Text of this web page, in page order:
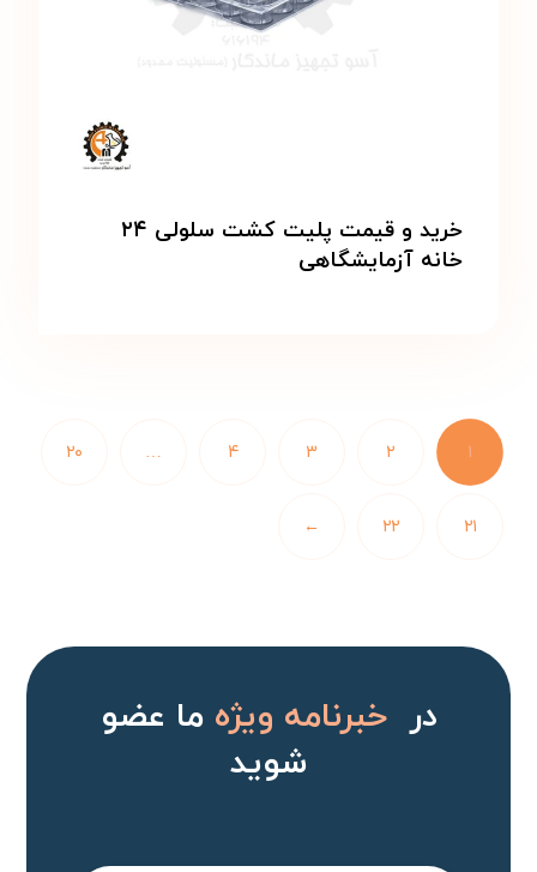
خرید و قیمت پلیت کشت سلولی ۲۴
خانه آزمایشگاهی
۱ ۲ ۳ ۴ … ۲۰
۲۱ ۲۲ ←
درخبرنامه ویژهما عضو
شوید